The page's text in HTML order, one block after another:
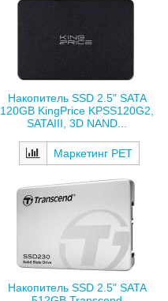
Накопитель SSD 2.5" SATA
120GB KingPrice KPSS120G2,
SATAIII, 3D NAND...
Маркетинг РЕТ
Накопитель SSD 2.5" SATA